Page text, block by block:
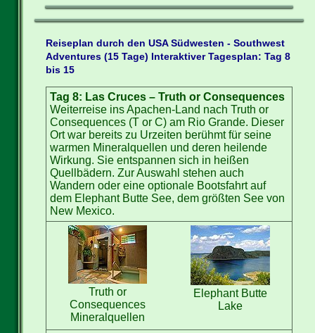
Reiseplan durch den USA Südwesten - Southwest
Adventures (15 Tage) Interaktiver Tagesplan: Tag 8
bis 15
Tag 8: Las Cruces – Truth or Consequences
Weiterreise ins Apachen-Land nach Truth or
Consequences (T or C) am Rio Grande. Dieser
Ort war bereits zu Urzeiten berühmt für seine
warmen Mineralquellen und deren heilende
Wirkung. Sie entspannen sich in heißen
Quellbädern. Zur Auswahl stehen auch
Wandern oder eine optionale Bootsfahrt auf
dem Elephant Butte See, dem größten See von
New Mexico.
Truth or
Consequences
Mineralquellen
Elephant Butte
Lake